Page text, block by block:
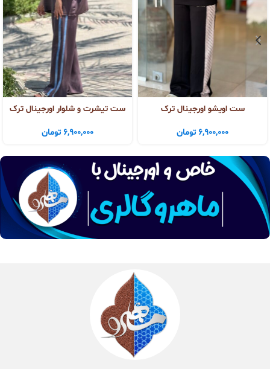
ست اویشو اورجینال ترک
6,900,000 تومان
ست تیشرت و شلوار اورجینال ترک
6,900,000 تومان